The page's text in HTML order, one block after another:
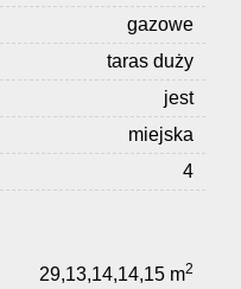
gazowe
taras duży
jest
miejska
4
29,13,14,14,15 m2